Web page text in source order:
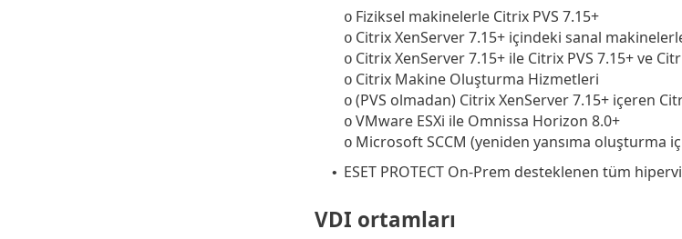
o Fiziksel makinelerle Citrix PVS 7.15+
o Citrix XenServer 7.15+ içindeki sanal
o Citrix XenServer 7.15+ ile Citrix PVS 7.15+ ve
o Citrix Makine Oluşturma Hizmetleri
o (PVS olmadan) Citrix XenServer 7.15+ içeren
o VMware ESXi ile Omnissa Horizon 8.0+
o Microsoft SCCM (yeniden yansıma oluşturma
• ESET PROTECT On-Prem desteklenen tüm
VDI ortamları